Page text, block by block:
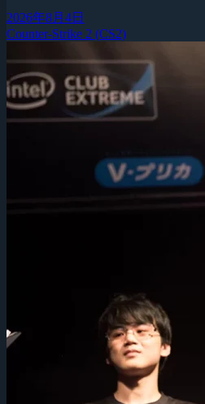
2026年8月4日
Counter-Strike 2 (CS2)